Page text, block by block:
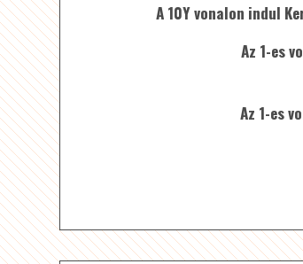
A 10Y vonalon indul
Az 1-es
Az 1-es